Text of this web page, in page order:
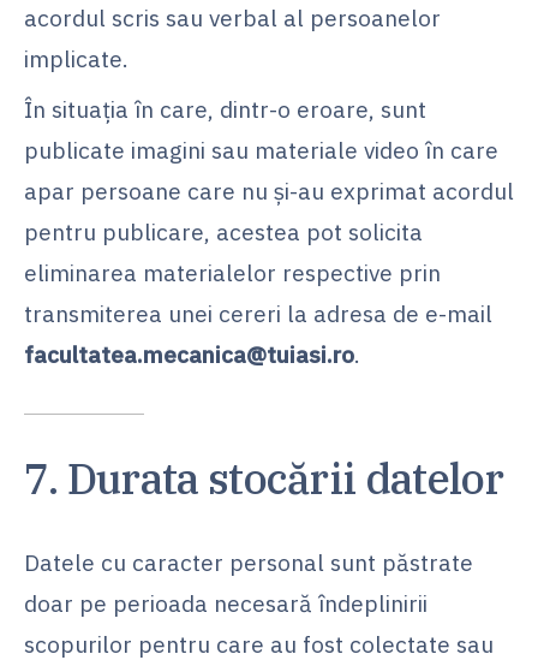
acordul scris sau verbal al persoanelor
implicate.
În situația în care, dintr-o eroare, sunt
publicate imagini sau materiale video în care
apar persoane care nu și-au exprimat acordul
pentru publicare, acestea pot solicita
eliminarea materialelor respective prin
transmiterea unei cereri la adresa de e-mail
facultatea.mecanica@tuiasi.ro.
7. Durata stocării datelor
Datele cu caracter personal sunt păstrate
doar pe perioada necesară îndeplinirii
scopurilor pentru care au fost colectate sau